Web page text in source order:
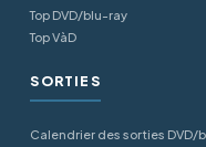
Top DVD/blu-ray
Top VàD
SORTIES
Calendrier des sorties DVD/